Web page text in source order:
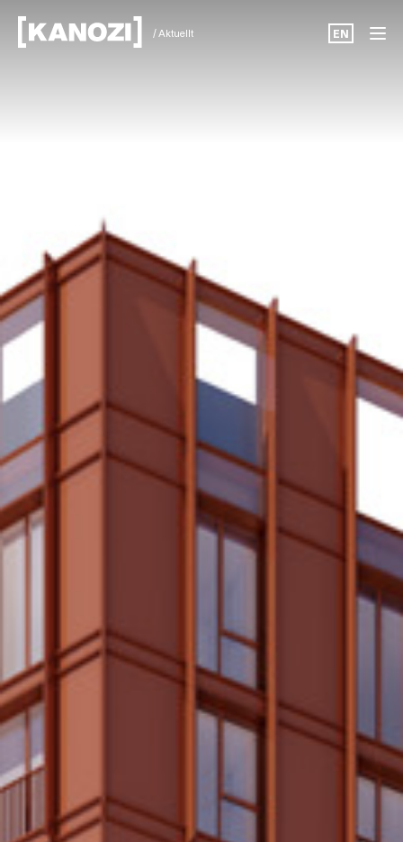
/ Aktuellt
Aktuellt
Om oss
Karriär
Kontakt
EN